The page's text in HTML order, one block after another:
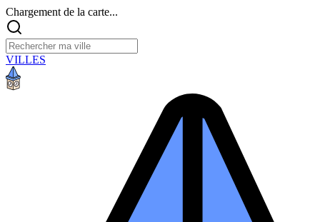
Chargement de la carte...
VILLES